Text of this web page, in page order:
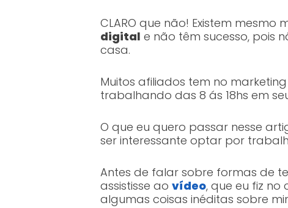
CLARO que não! Existem
digital e não têm sucesso, pois
casa.
Muitos afiliados tem no
trabalhando das 8 ás 18hs em
O que eu quero passar nesse
ser interessante optar por
Antes de falar sobre formas de
assistisse ao vídeo, que eu fiz no
algumas coisas inéditas sobre